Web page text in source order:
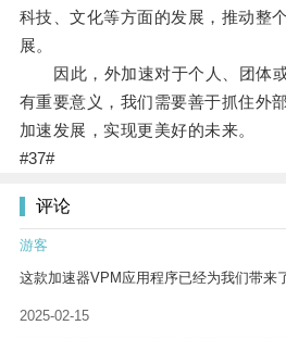
科技、文化等方面的发展，推动整
展。
因此，外加速对于个人、团体
有重要意义，我们需要善于抓住外
加速发展，实现更美好的未来。
#37#
评论
游客
这款加速器VPM应用程序已经为我们带来
2025-02-15